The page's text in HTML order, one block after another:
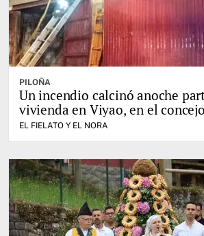
PILOÑA
Un incendio calcinó anoche
vivienda en Viyao, en el
EL FIELATO Y EL NORA